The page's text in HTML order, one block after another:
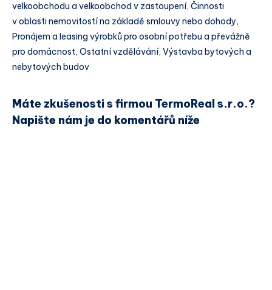
velkoobchodu a velkoobchod v zastoupení, Činnosti
v oblasti nemovitostí na základě smlouvy nebo dohody,
Pronájem a leasing výrobků pro osobní potřebu a převážně
pro domácnost, Ostatní vzdělávání, Výstavba bytových a
nebytových budov
Máte zkušenosti s firmou TermoReal s.r.o.?
Napište nám je do komentářů níže